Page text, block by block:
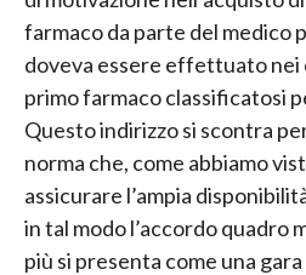
farmaco da parte del medico
doveva essere effettuato
primo farmaco classificatosi
Questo indirizzo si scontra
norma che, come abbiamo
assicurare l’ampia
in tal modo l’accordo
più si presenta come una